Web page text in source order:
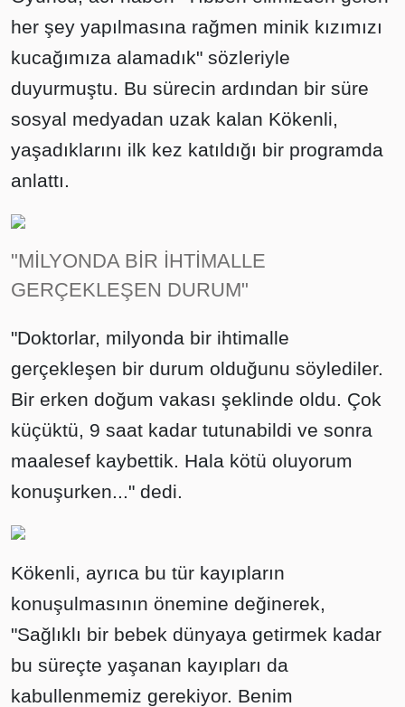
her şey yapılmasına rağmen minik kızımızı
kucağımıza alamadık" sözleriyle
duyurmuştu. Bu sürecin ardından bir süre
sosyal medyadan uzak kalan Kökenli,
yaşadıklarını ilk kez katıldığı bir programda
anlattı.
"MİLYONDA BİR İHTİMALLE
GERÇEKLEŞEN DURUM"
"Doktorlar, milyonda bir ihtimalle
gerçekleşen bir durum olduğunu söylediler.
Bir erken doğum vakası şeklinde oldu. Çok
küçüktü, 9 saat kadar tutunabildi ve sonra
maalesef kaybettik. Hala kötü oluyorum
konuşurken..." dedi.
Kökenli, ayrıca bu tür kayıpların
konuşulmasının önemine değinerek,
"Sağlıklı bir bebek dünyaya getirmek kadar
bu süreçte yaşanan kayıpları da
kabullenmemiz gerekiyor. Benim